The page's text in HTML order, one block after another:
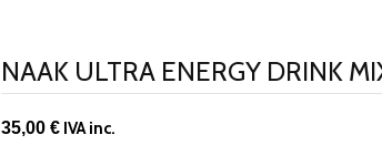
NAAK ULTRA ENERGY DRINK
35,00 € IVA inc.